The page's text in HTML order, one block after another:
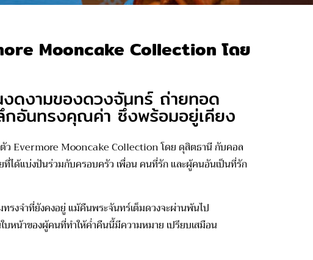
Mooncake Collection โดย
งดงามของดวงจันทร์ ถ่ายทอด
อันทรงคุณค่า ซึ่งพร้อมอยู่เคียง
ว EvermoreMooncakeCollectionโดย ดุสิตธานีกับคอล
ที่ได้แบ่งปันร่วมกับครอบครัว เพื่อน คนที่รัก และผู้คนอันเป็นที่รัก
รงจำที่ยังคงอยู่ แม้คืนพระจันทร์เต็มดวงจะผ่านพ้นไป
หน้าของผู้คนที่ทำให้ค่ำคืนนี้มีความหมาย เปรียบเสมือน